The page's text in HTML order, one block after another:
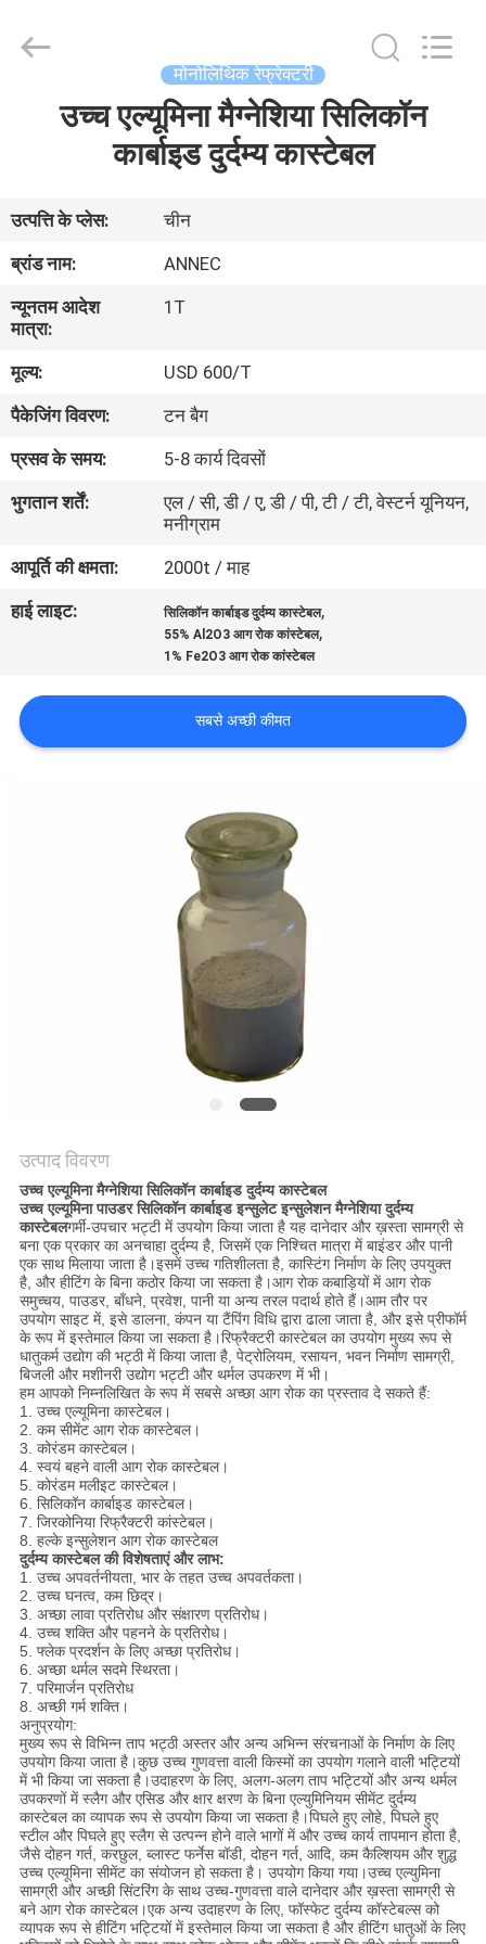
हमारे
बारे
में
कारखाने
दौरा
गुणवत्ता
नियंत्रण
संपर्क
करें
Industrial
मोनोलिथिक रेफ्रेक्टरी
उच्च एल्यूमिना मैग्नेशिया सिलिकॉन
कार्बाइड दुर्दम्य कास्टेबल
उत्पत्ति के प्लेस:
चीन
ब्रांड नाम:
ANNEC
न्यूनतम आदेश
मात्रा:
1T
मूल्य:
USD 600/T
पैकेजिंग विवरण:
टन बैग
प्रसव के समय:
5-8 कार्य दिवसों
भुगतान शर्तें:
एल / सी, डी / ए, डी / पी, टी / टी, वेस्टर्न यूनियन,
मनीग्राम
आपूर्ति की क्षमता:
2000t / माह
हाई लाइट:
सिलिकॉन कार्बाइड दुर्दम्य कास्टेबल,
55% Al2O3 आग रोक कांस्टेबल,
1% Fe2O3 आग रोक कांस्टेबल
सबसे अच्छी कीमत
उत्पाद विवरण
उच्च एल्यूमिना मैग्नेशिया सिलिकॉन कार्बाइड दुर्दम्य कास्टेबल
उच्च एल्यूमिना पाउडर सिलिकॉन कार्बाइड इन्सुलेट इन्सुलेशन मैग्नेशिया दुर्दम्य
कास्टेबलगर्मी-उपचार भट्टी में उपयोग किया जाता है यह दानेदार और ख़स्ता सामग्री से
बना एक प्रकार का अनचाहा दुर्दम्य है, जिसमें एक निश्चित मात्रा में बाइंडर और पानी
एक साथ मिलाया जाता है।इसमें उच्च गतिशीलता है, कास्टिंग निर्माण के लिए उपयुक्त
है, और हीटिंग के बिना कठोर किया जा सकता है।आग रोक कबाड़ियों में आग रोक
समुच्चय, पाउडर, बाँधने, प्रवेश, पानी या अन्य तरल पदार्थ होते हैं।आम तौर पर
उपयोग साइट में, इसे डालना, कंपन या टैंपिंग विधि द्वारा ढाला जाता है, और इसे प्रीफॉर्म
के रूप में इस्तेमाल किया जा सकता है।रिफ्रैक्टरी कास्टेबल का उपयोग मुख्य रूप से
धातुकर्म उद्योग की भट्ठी में किया जाता है, पेट्रोलियम, रसायन, भवन निर्माण सामग्री,
बिजली और मशीनरी उद्योग भट्टी और थर्मल उपकरण में भी।
हम आपको निम्नलिखित के रूप में सबसे अच्छा आग रोक का प्रस्ताव दे सकते हैं:
1. उच्च एल्यूमिना कास्टेबल।
2. कम सीमेंट आग रोक कास्टेबल।
3. कोरंडम कास्टेबल।
4. स्वयं बहने वाली आग रोक कास्टेबल।
5. कोरंडम मलीइट कास्टेबल।
6. सिलिकॉन कार्बाइड कास्टेबल।
7. जिरकोनिया रिफ्रैक्टरी कांस्टेबल।
8. हल्के इन्सुलेशन आग रोक कास्टेबल
दुर्दम्य कास्टेबल की विशेषताएं और लाभ:
1. उच्च अपवर्तनीयता, भार के तहत उच्च अपवर्तकता।
2. उच्च घनत्व, कम छिद्र।
3. अच्छा लावा प्रतिरोध और संक्षारण प्रतिरोध।
4. उच्च शक्ति और पहनने के प्रतिरोध।
5. फ्लेक प्रदर्शन के लिए अच्छा प्रतिरोध।
6. अच्छा थर्मल सदमे स्थिरता।
7. परिमार्जन प्रतिरोध
8. अच्छी गर्म शक्ति।
अनुप्रयोग:
मुख्य रूप से विभिन्न ताप भट्ठी अस्तर और अन्य अभिन्न संरचनाओं के निर्माण के लिए
उपयोग किया जाता है।कुछ उच्च गुणवत्ता वाली किस्मों का उपयोग गलाने वाली भट्टियों
में भी किया जा सकता है।उदाहरण के लिए, अलग-अलग ताप भट्टियों और अन्य थर्मल
उपकरणों में स्लैग और एसिड और क्षार क्षरण के बिना एल्युमिनियम सीमेंट दुर्दम्य
कास्टेबल का व्यापक रूप से उपयोग किया जा सकता है।पिघले हुए लोहे, पिघले हुए
स्टील और पिघले हुए स्लैग से उत्पन्न होने वाले भागों में और उच्च कार्य तापमान होता है,
जैसे दोहन गर्त, करछुल, ब्लास्ट फर्नेस बॉडी, दोहन गर्त, आदि, कम कैल्शियम और शुद्ध
उच्च एल्यूमिना सीमेंट का संयोजन हो सकता है। उपयोग किया गया।उच्च एल्युमिना
सामग्री और अच्छी सिंटरिंग के साथ उच्च-गुणवत्ता वाले दानेदार और ख़स्ता सामग्री से
बने आग रोक कास्टेबल।एक अन्य उदाहरण के लिए, फॉस्फेट दुर्दम्य कॉस्टेबल्स को
व्यापक रूप से हीटिंग भट्टियों में इस्तेमाल किया जा सकता है और हीटिंग धातुओं के लिए